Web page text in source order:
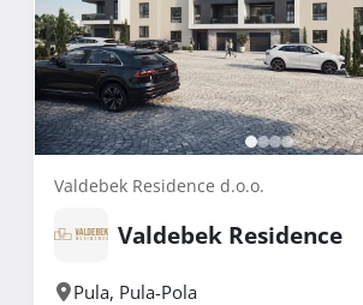
Valdebek Residence d.o.o.
Valdebek Residence
Pula, Pula-Pola